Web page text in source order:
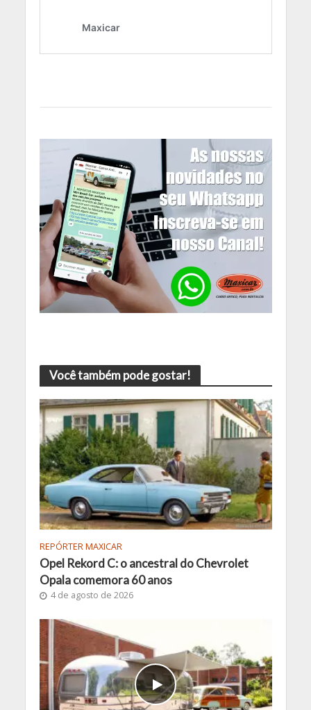
Você também pode gostar!
REPÓRTER MAXICAR
Opel Rekord C: o ancestral do Chevrolet
Opala comemora 60 anos
4 de agosto de 2026